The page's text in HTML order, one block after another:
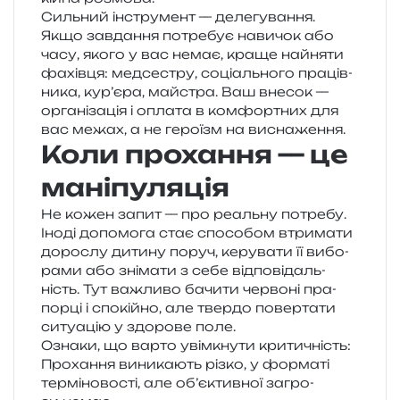
Сильний інстру­мент — деле­гу­ва­н­ня.
Якщо зав­да­н­ня потре­бує нави­чок або
часу, якого у вас немає, краще найня­ти
фахів­ця: мед­се­стру, соці­аль­но­го пра­ців­
ни­ка, кур’єра, май­стра. Ваш вне­сок —
орга­ні­за­ція і опла­та в ком­фор­тних для
вас межах, а не геро­їзм на виснаження.
Коли прохання — це
маніпуляція
Не кожен запит — про реаль­ну потре­бу.
Іноді допо­мо­га стає спосо­бом втри­ма­ти
доро­слу дити­ну поруч, керу­ва­ти її вибо­
ра­ми або зні­ма­ти з себе від­по­від­аль­
ність. Тут важли­во бачи­ти чер­во­ні пра­
пор­ці і спо­кій­но, але твер­до повер­та­ти
ситу­а­цію у здо­ро­ве поле.
Ознаки, що варто уві­мкну­ти критичність:
Прохання вини­ка­ють різко, у фор­ма­ті
тер­мі­но­во­сті, але об’єктивної загро­